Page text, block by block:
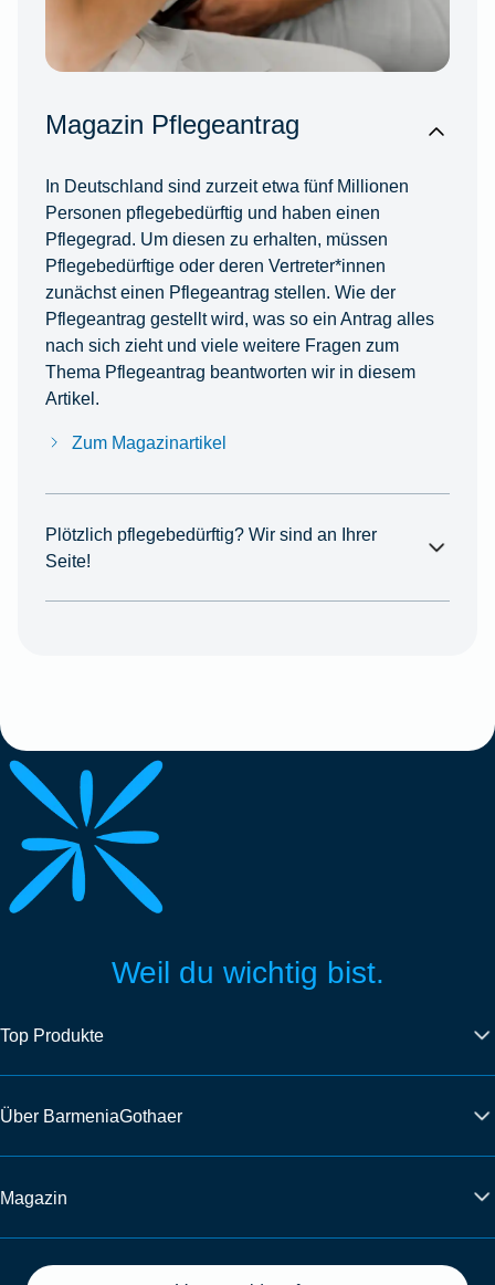
Magazin Pflegeantrag
In Deutschland sind zurzeit etwa fünf Millionen
Personen pflegebedürftig und haben einen
Pflegegrad. Um diesen zu erhalten, müssen
Pflegebedürftige oder deren Vertreter*innen
zunächst einen Pflegeantrag stellen. Wie der
Pflegeantrag gestellt wird, was so ein Antrag alles
nach sich zieht und viele weitere Fragen zum
Thema Pflegeantrag beantworten wir in diesem
Artikel.
Zum Magazinartikel
Plötzlich pflegebedürftig? Wir sind an Ihrer
Seite!
Weil du wichtig bist.
Top Produkte
Über BarmeniaGothaer
Magazin